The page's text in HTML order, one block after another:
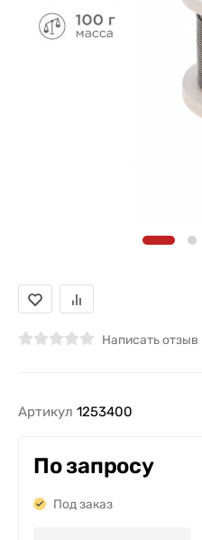
Написать отзыв
Артикул 1253400
По запросу
Под заказ